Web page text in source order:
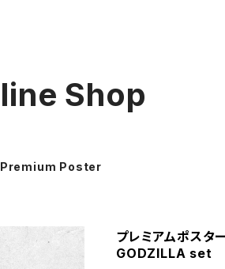
Shop
Premium Poster
プレミアムポス
GODZILLA set